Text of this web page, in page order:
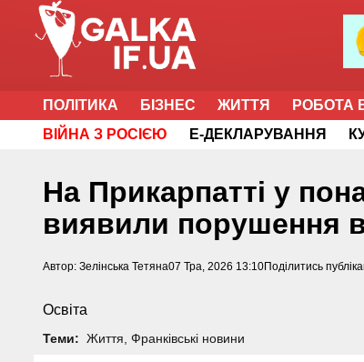
ПОЛІТИКА БІЗНЕС ЖИТТЯ РОБОТА
ВІЙНА З РОСІЄЮ
Е-ДЕКЛАРУВАННЯ
На Прикарпатті у
виявили порушення в
Автор: Зелінська Тетяна07 Тра, 2026 13:10Поділитись
Освіта
Теми: Життя Франківські новини